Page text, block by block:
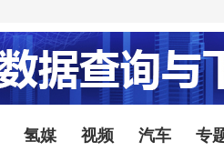
氢媒 视频 汽车 专